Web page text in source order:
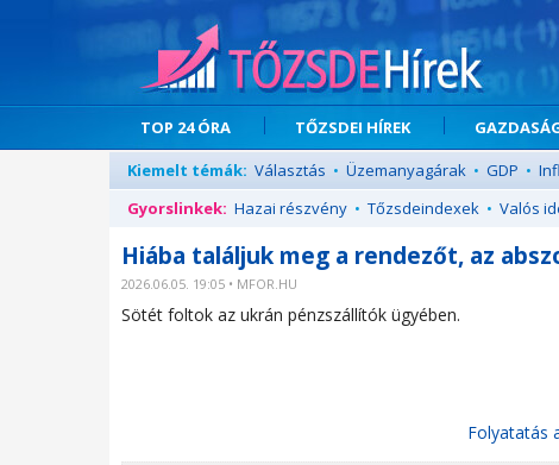
TOP 24 ÓRA TŐZSDEI HÍREK
Kiemelt témák: Választás • Üzemanyagárak • GDP •
Gyorslinkek: Hazai részvény • Tőzsdeindexek • Valós
Hiába találjuk meg a rendezőt, az
2026.06.05. 19:05 • MFOR.HU
Sötét foltok az ukrán pénzszállítók ügyében.
Folyatatás